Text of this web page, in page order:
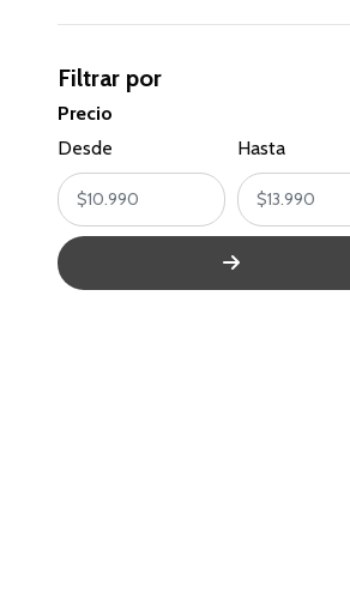
Filtrar por
Precio
Desde
Hasta